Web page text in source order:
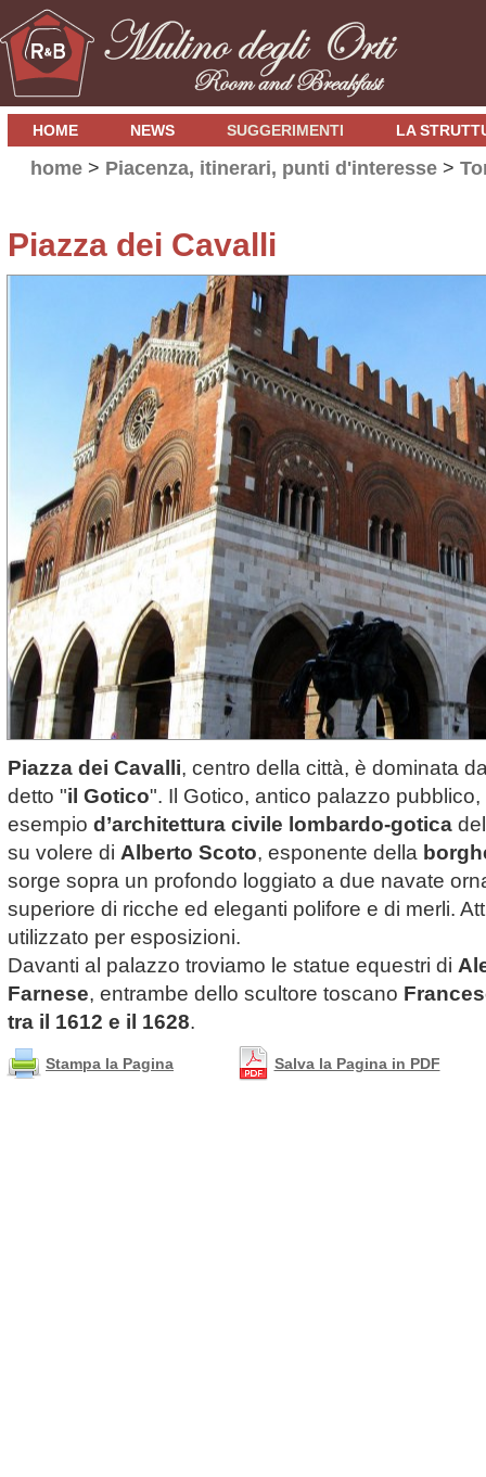
HOME NEWS SUGGERIMENTI LA
home> Piacenza, itinerari, punti d'interesse>
Piazza dei Cavalli
Piazza dei Cavalli, centro della città, è dominata
detto "il Gotico". Il Gotico, antico palazzo
esempio d’architettura civile lombardo-gotica
su volere di Alberto Scoto, esponente della
sorge sopra un profondo loggiato a due navate
superiore di ricche ed eleganti polifore e di merli.
utilizzato per esposizioni.
Davanti al palazzo troviamo le statue equestri di
Farnese, entrambe dello scultore toscano
tra il 1612 e il 1628.
Stampa la Pagina Salva la Pagina in PDF